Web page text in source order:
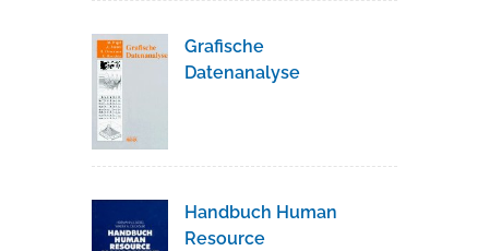
Grafische
Datenanalyse
Handbuch Human
Resource